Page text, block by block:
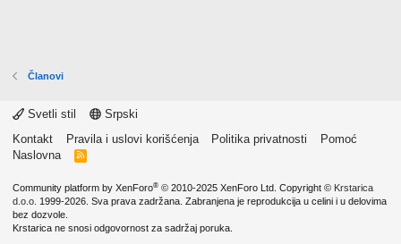
Članovi
Svetli stil
Srpski
Kontakt
Pravila i uslovi korišćenja Politika privatnosti
Pomoć
Naslovna
R
Community platform by XenForo® © 2010-2025 XenForo Ltd. Copyright © Krstarica
d.o.o. 1999-2026. Sva prava zadržana. Zabranjena je reprodukcija u celini i u delovima
bez dozvole.
Krstarica ne snosi odgovornost za sadržaj poruka.